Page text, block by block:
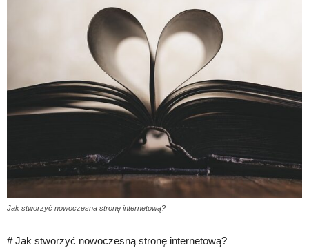
Jak stworzyć nowoczesna stronę internetową?
# Jak stworzyć nowoczesną stronę internetową?